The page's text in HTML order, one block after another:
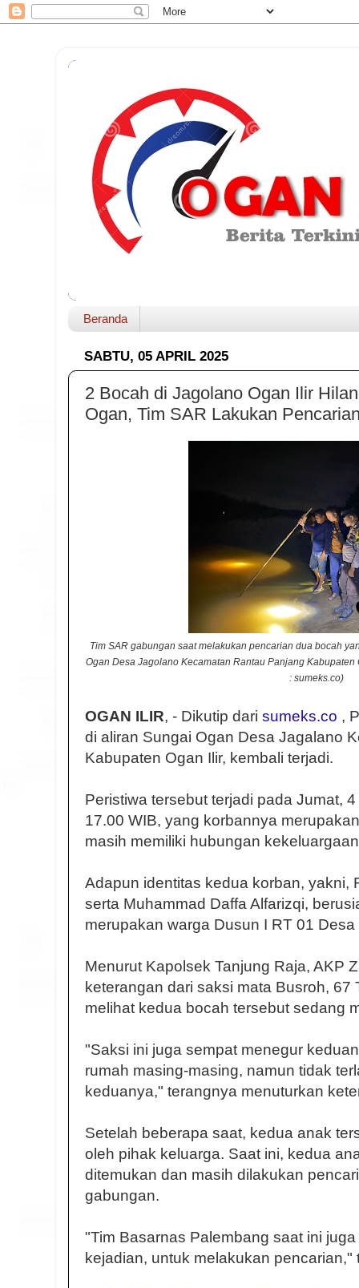
Beranda
SABTU, 05 APRIL 2025
2 Bocah di Jagolano Ogan Ilir
Ogan, Tim SAR Lakukan
Tim SAR gabungan saat melakukan pencarian dua bocah
Ogan Desa Jagolano Kecamatan Rantau Panjang
: sumeks.co)
OGAN ILIR, - Dikutip dari sumeks.co ,
di aliran Sungai Ogan Desa Jagalano
Kabupaten Ogan Ilir, kembali terjadi.
Peristiwa tersebut terjadi pada Jumat,
17.00 WIB, yang korbannya
masih memiliki hubungan
Adapun identitas kedua korban, yakni,
serta Muhammad Daffa Alfarizqi,
merupakan warga Dusun I RT 01
Menurut Kapolsek Tanjung Raja, AKP
keterangan dari saksi mata Busroh, 67
melihat kedua bocah tersebut sedang
"Saksi ini juga sempat menegur
rumah masing-masing, namun tidak
keduanya," terangnya menuturkan
Setelah beberapa saat, kedua anak
oleh pihak keluarga. Saat ini, kedua
ditemukan dan masih dilakukan
gabungan.
"Tim Basarnas Palembang saat ini
kejadian, untuk melakukan